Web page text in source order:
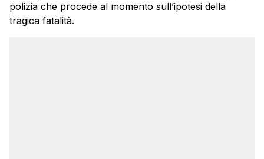
polizia che procede al momento sull’ipotesi della
tragica fatalità.